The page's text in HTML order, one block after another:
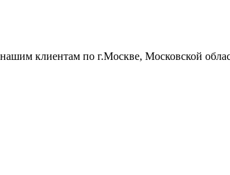
клиентам по г.Москве, Московской